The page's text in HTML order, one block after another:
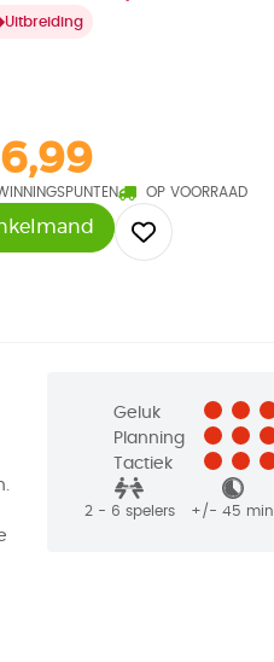
Uitbreiding
OP VOORRAAD
Geluk
Planning
Tactiek
2 - 6 spelers +/- 45 min